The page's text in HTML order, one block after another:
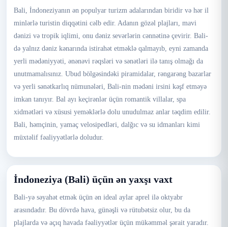
Bali, İndoneziyanın ən populyar turizm adalarından biridir və hər il
minlərlə turistin diqqətini cəlb edir. Adanın gözəl plajları, mavi
dənizi və tropik iqlimi, onu dəniz sevərlərin cənnətinə çevirir. Bali-
də yalnız dəniz kənarında istirahət etməklə qalmayıb, eyni zamanda
yerli mədəniyyəti, ənənəvi rəqsləri və sənətləri ilə tanış olmağı da
unutmamalısınız. Ubud bölgəsindəki piramidalar, rəngarəng bazarlar
və yerli sənətkarlıq nümunələri, Bali-nin mədəni irsini kəşf etməyə
imkan tanıyır. Bal ayı keçirənlər üçün romantik villalar, spa
xidmətləri və xüsusi yeməklərlə dolu unudulmaz anlar təqdim edilir.
Bali, həmçinin, yamaç velosipedləri, dalğıc və su idmanları kimi
müxtəlif fəaliyyətlərlə doludur.
İndoneziya (Bali) üçün ən yaxşı vaxt
Bali-yə səyahət etmək üçün ən ideal aylar aprel ilə oktyabr
arasındadır. Bu dövrdə hava, günəşli və rütubətsiz olur, bu da
plajlarda və açıq havada fəaliyyətlər üçün mükəmməl şərait yaradır.